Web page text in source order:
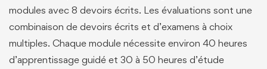
modules avec 8 devoirs écrits. Les évaluations sont une
combinaison de devoirs écrits et d’examens à choix
multiples. Chaque module nécessite environ 40 heures
d’apprentissage guidé et 30 à 50 heures d’étude